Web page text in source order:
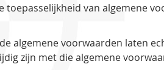
toepasselijkheid van algemene
algemene voorwaarden laten
zijn met die algemene